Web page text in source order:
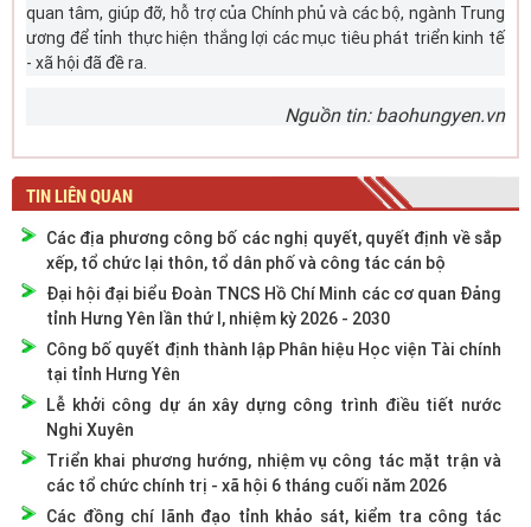
quan tâm, giúp đỡ, hỗ trợ của Chính phủ và các bộ, ngành Trung
ương để tỉnh thực hiện thắng lợi các mục tiêu phát triển kinh tế
- xã hội đã đề ra.
Nguồn tin: baohungyen.vn
TIN LIÊN QUAN
Các địa phương công bố các nghị quyết, quyết định về sắp
xếp, tổ chức lại thôn, tổ dân phố và công tác cán bộ
Đại hội đại biểu Đoàn TNCS Hồ Chí Minh các cơ quan Đảng
tỉnh Hưng Yên lần thứ I, nhiệm kỳ 2026 - 2030
Công bố quyết định thành lập Phân hiệu Học viện Tài chính
tại tỉnh Hưng Yên
Lễ khởi công dự án xây dựng công trình điều tiết nước
Nghi Xuyên
Triển khai phương hướng, nhiệm vụ công tác mặt trận và
các tổ chức chính trị - xã hội 6 tháng cuối năm 2026
Các đồng chí lãnh đạo tỉnh khảo sát, kiểm tra công tác